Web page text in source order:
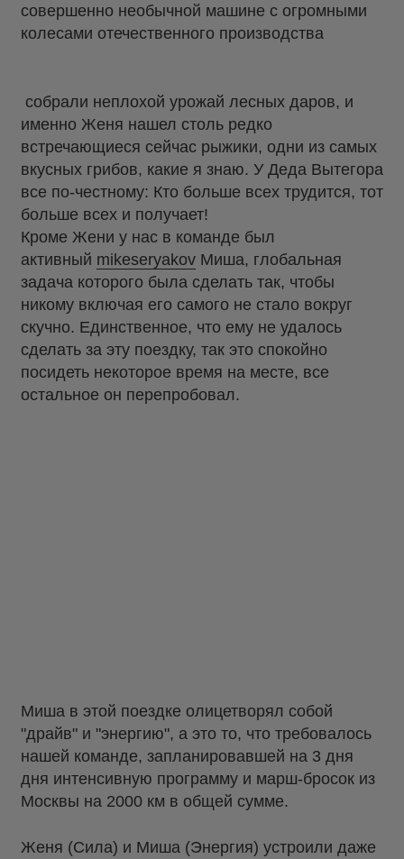
совершенно необычной машине с огромными
колесами отечественного производства
собрали неплохой урожай лесных даров, и
именно Женя нашел столь редко
встречающиеся сейчас рыжики, одни из самых
вкусных грибов, какие я знаю. У Деда Вытегора
все по-честному: Кто больше всех трудится, тот
больше всех и получает!
Кроме Жени у нас в команде был
активный mikeseryakov Миша, глобальная
задача которого была сделать так, чтобы
никому включая его самого не стало вокруг
скучно. Единственное, что ему не удалось
сделать за эту поездку, так это спокойно
посидеть некоторое время на месте, все
остальное он перепробовал.
Миша в этой поездке олицетворял собой
"драйв" и "энергию", а это то, что требовалось
нашей команде, запланировавшей на 3 дня
дня интенсивную программу и марш-бросок из
Москвы на 2000 км в общей сумме.
Женя (Сила) и Миша (Энергия) устроили даже